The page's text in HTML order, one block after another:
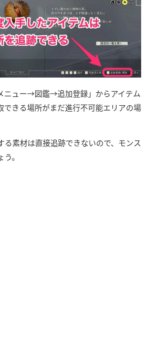
ニュー→図鑑→追加登録」からアイテム
できる場所がまだ進行不可能エリアの場
る素材は直接追跡できないので、モンス
。